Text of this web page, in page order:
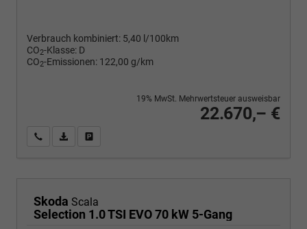
Verbrauch kombiniert: 5,40 l/100km
CO2-Klasse: D
CO2-Emissionen: 122,00 g/km
22.670,– €
19% MwSt. Mehrwertsteuer ausweisbar
Wir rufen Sie anPDF-Fahrzeugexposé drucken
Skoda Scala
Selection 1.0 TSI EVO 70 kW 5-Gang